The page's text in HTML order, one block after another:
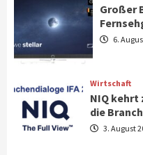
Aktuell Audio
Marantz
Portfolio mit
News aus dem
Großer
Großer
6.
Wirtschaft
NIQ kehrt
die
3. August